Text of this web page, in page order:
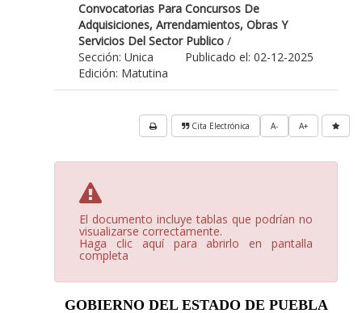
Convocatorias Para Concursos De
Adquisiciones, Arrendamientos, Obras Y
Servicios Del Sector Publico /
Publicado el: 02-12-2025
Sección: Unica
Edición: Matutina
A+
A-
Cita Electrónica
El documento incluye tablas que podrían no
visualizarse correctamente.
Haga clic aquí para abrirlo en pantalla
completa